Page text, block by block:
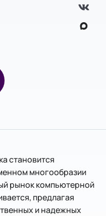
становится
многообразии
рынок компьютерной
предлагая
и надежных